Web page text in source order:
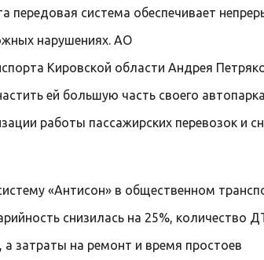
передовая система обеспечивает
нарушениях. АО
Кировской области Андрея
ей большую часть своего
работы пассажирских перевозок и
«Антисон» в общественном
снизилась на 25%, количество
затраты на ремонт и время простоев